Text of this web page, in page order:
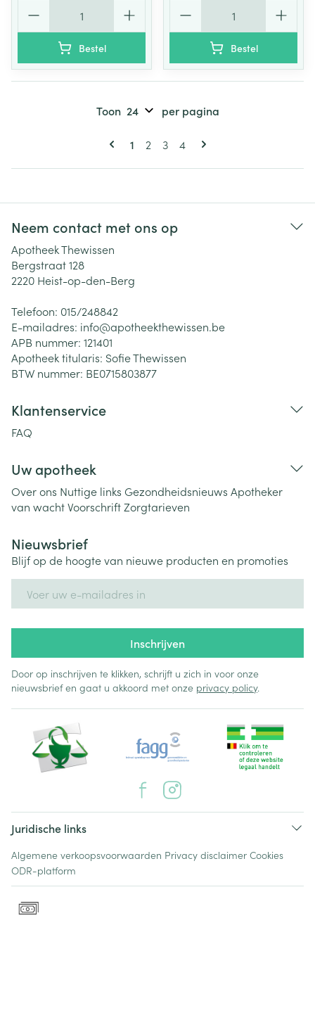
Bestel Bestel
Pagina's
U lees momenteel pagina
1 Pagina
2 Pagina
3 Pagina
4
Toon per pagina
Neem contact met ons op
Apotheek Thewissen
Bergstraat 128
2220 Heist-op-den-Berg
Telefoon: 015/248842
E-mailadres: info@apotheekthewissen.be
APB nummer: 121401
Apotheek titularis: Sofie Thewissen
BTW nummer: BE0715803877
Klantenservice
FAQ
Uw apotheek
Over ons Nuttige links Gezondheidsnieuws Apotheker
van wachtVoorschriftZorgtarieven
Nieuwsbrief
Blijf op de hoogte van nieuwe producten en promoties
Inschrijven
Door op inschrijven te klikken, schrijft u zich in voor onze
nieuwsbrief en gaat u akkoord met onze privacy policy.
Juridische links
Algemene verkoopsvoorwaarden Privacy disclaimer Cookies
ODR-platform